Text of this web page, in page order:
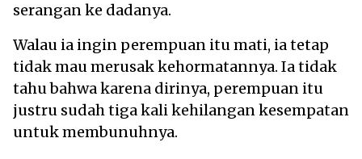
serangan ke dadanya.
Walau ia ingin perempuan itu mati, ia tetap
tidak mau merusak kehormatannya. Ia tidak
tahu bahwa karena dirinya, perempuan itu
justru sudah tiga kali kehilangan kesempatan
untuk membunuhnya.